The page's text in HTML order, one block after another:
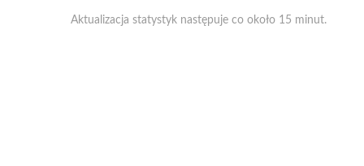
Aktualizacja statystyk następuje co około 15 minut.